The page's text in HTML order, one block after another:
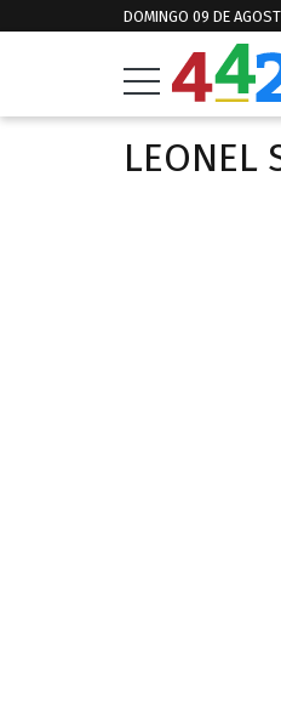
DOMINGO 09 DE
LEONEL